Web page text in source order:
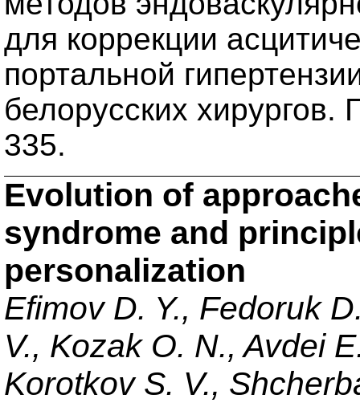
для коррекции
портальной
белорусских
335.
Evolution of
syndrome and
personalization
Efimov D. Y., Fedoruk
V., Kozak O. N., Avdei
Korotkov S. V.,